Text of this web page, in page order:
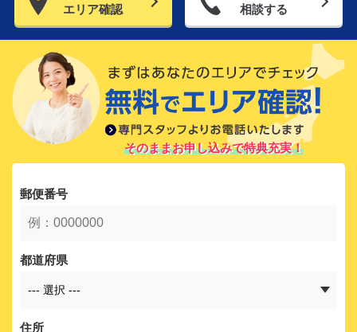
エリア確認
相談する